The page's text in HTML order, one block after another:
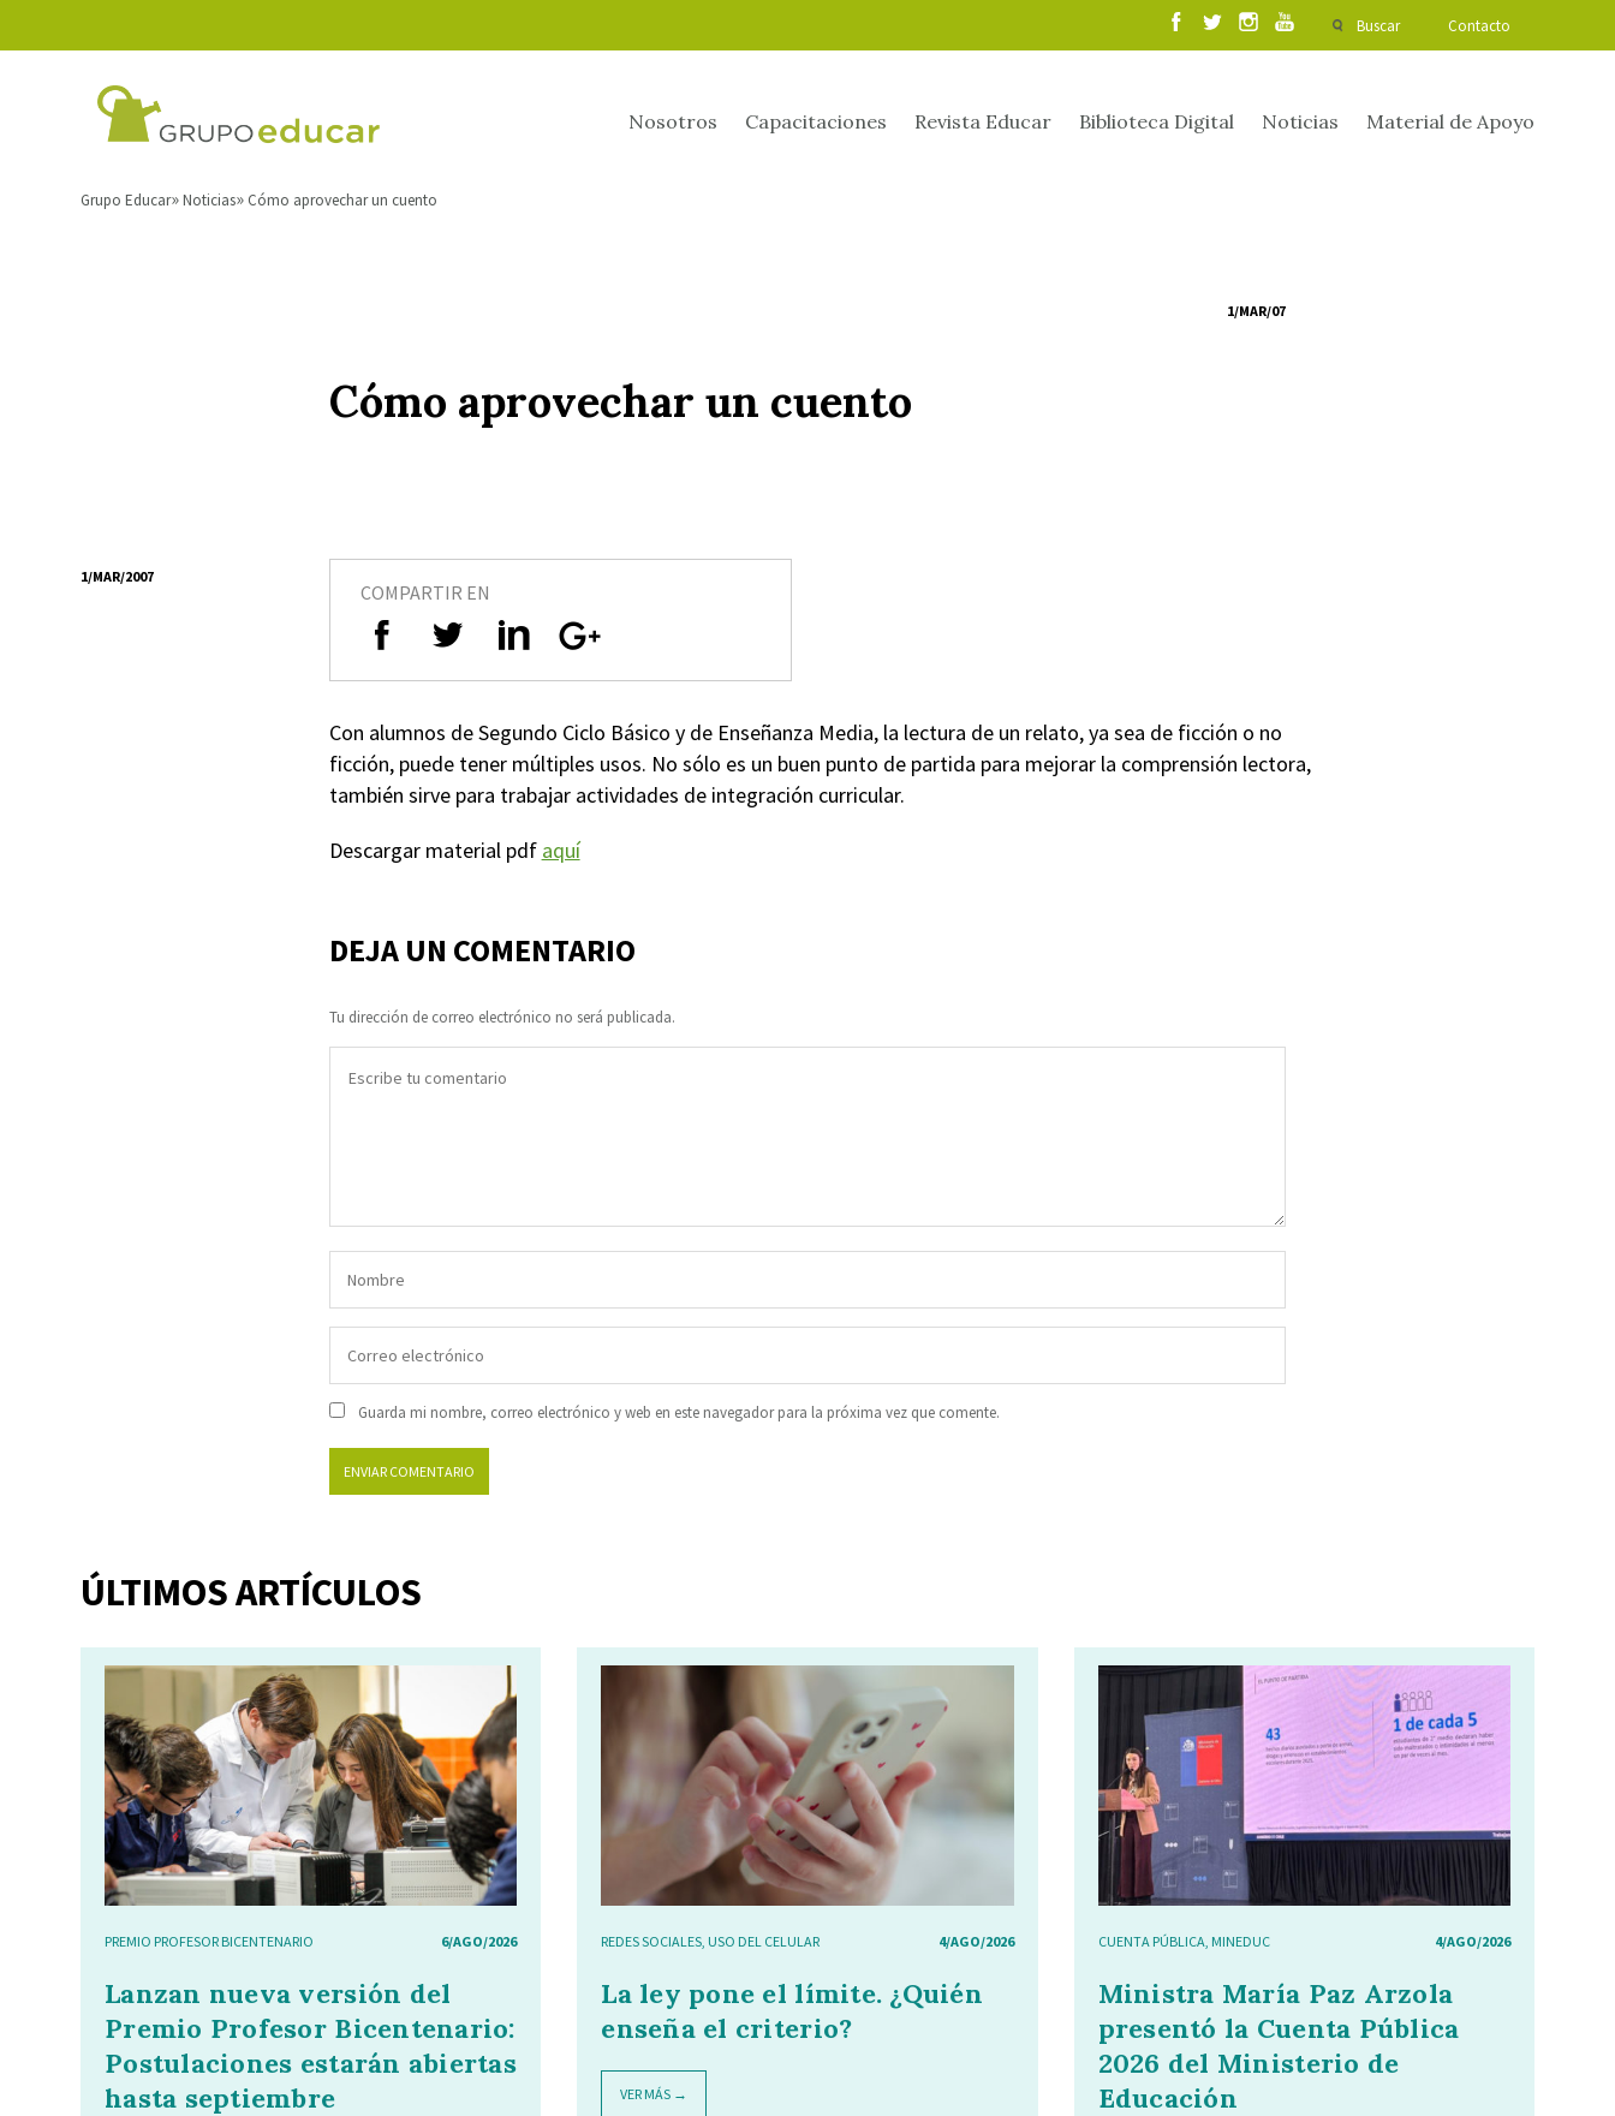
Buscar Contacto
Nosotros Capacitaciones Revista Educar Biblioteca Digital Noticias Material de Apoyo
Grupo Educar Noticias Cómo aprovechar un cuento
1/MAR/07
Cómo aprovechar un cuento
1/MAR/2007
COMPARTIR EN
Con alumnos de Segundo Ciclo Básico y de Enseñanza Media, la lectura de un relato, ya sea de ficción o no
ficción, puede tener múltiples usos. No sólo es un buen punto de partida para mejorar la comprensión lectora,
también sirve para trabajar actividades de integración curricular.
Descargar material pdf aquí
DEJA UN COMENTARIO
Tu dirección de correo electrónico no será publicada.
Guarda mi nombre, correo electrónico y web en este navegador para la próxima vez que comente.
ÚLTIMOS ARTÍCULOS
PREMIO PROFESOR BICENTENARIO 6/AGO/2026
Lanzan nueva versión del
Premio Profesor Bicentenario:
Postulaciones estarán abiertas
hasta septiembre
REDES SOCIALES, USO DEL CELULAR 4/AGO/2026
La ley pone el límite. ¿Quién
enseña el criterio?
VER MÁS →
CUENTA PÚBLICA, MINEDUC 4/AGO/2026
Ministra María Paz Arzola
presentó la Cuenta Pública
2026 del Ministerio de
Educación